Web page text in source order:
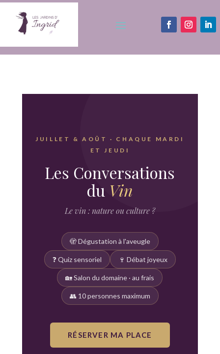
JUILLET & AOÛT · CHAQUE MARDI
ET JEUDI
Les Conversations
du Vin
Le vin : nature ou culture ?
🫣 Dégustation à l'aveugle
❓ Quiz sensoriel 🍷 Débat joyeux
🏡 Salon du domaine · au frais
👥 10 personnes maximum
RÉSERVER MA PLACE